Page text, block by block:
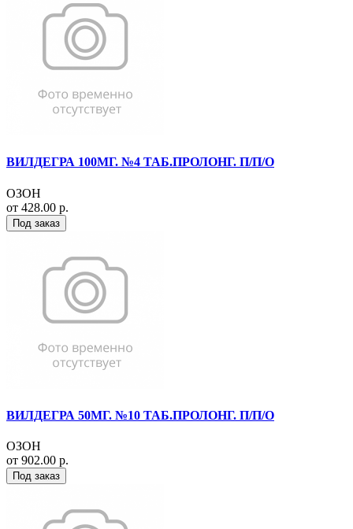
ВИЛДЕГРА 100МГ. №4 ТАБ.ПРОЛОНГ. П/П/О
ОЗОН
от 428.00 р.
Под заказ
ВИЛДЕГРА 50МГ. №10 ТАБ.ПРОЛОНГ. П/П/О
ОЗОН
от 902.00 р.
Под заказ